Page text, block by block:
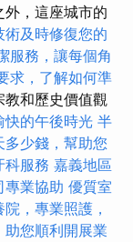
，這座城市的
及時修復您的
服務，讓每個角
求，了解如何準
教和歷史價值觀
快的午後時光 半
多少錢，幫助您
科服務 嘉義地區
專業協助 優質室
，專業照護，
助您順利開展業